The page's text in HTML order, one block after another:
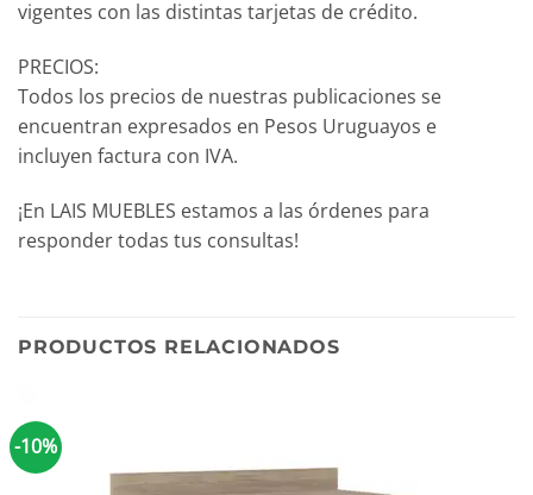
vigentes con las distintas tarjetas de crédito.
PRECIOS:
Todos los precios de nuestras publicaciones se
encuentran expresados en Pesos Uruguayos e
incluyen factura con IVA.
¡En LAIS MUEBLES estamos a las órdenes para
responder todas tus consultas!
PRODUCTOS RELACIONADOS
-10%